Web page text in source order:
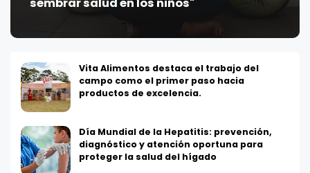
Vita Alimentos destaca el trabajo del
campo como el primer paso hacia
productos de excelencia.
Día Mundial de la Hepatitis: prevención,
diagnóstico y atención oportuna para
proteger la salud del hígado